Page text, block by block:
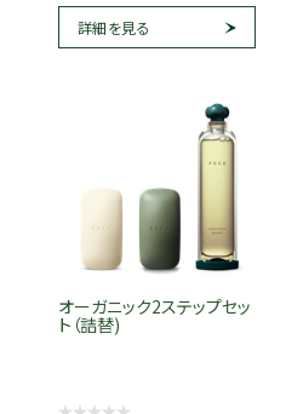
詳細を見る
オーガニック2ステップセッ
ト（詰替)